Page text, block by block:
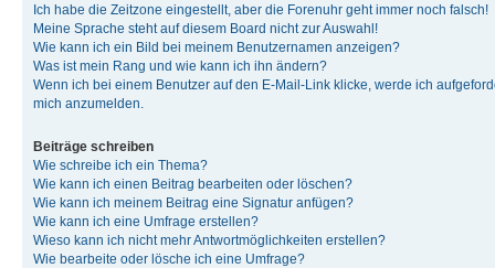
Ich habe die Zeitzone eingestellt, aber die Forenuhr geht immer noch falsch!
Meine Sprache steht auf diesem Board nicht zur Auswahl!
Wie kann ich ein Bild bei meinem Benutzernamen anzeigen?
Was ist mein Rang und wie kann ich ihn ändern?
Wenn ich bei einem Benutzer auf den E-Mail-Link klicke, werde ich
mich anzumelden.
Beiträge schreiben
Wie schreibe ich ein Thema?
Wie kann ich einen Beitrag bearbeiten oder löschen?
Wie kann ich meinem Beitrag eine Signatur anfügen?
Wie kann ich eine Umfrage erstellen?
Wieso kann ich nicht mehr Antwortmöglichkeiten erstellen?
Wie bearbeite oder lösche ich eine Umfrage?